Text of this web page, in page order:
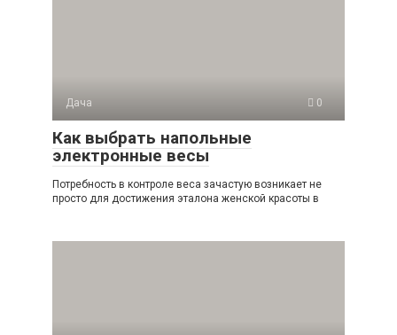
Дача 0
Как выбрать напольные
электронные весы
Потребность в контроле веса зачастую возникает не
просто для достижения эталона женской красоты в